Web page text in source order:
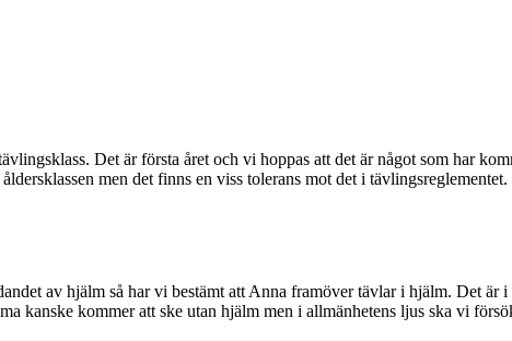
Det är första året och vi hoppas att det är något som har
men det finns en viss tolerans mot det i
av hjälm så har vi bestämt att Anna framöver tävlar i hjälm. Det är
kanske kommer att ske utan hjälm men i allmänhetens ljus ska vi